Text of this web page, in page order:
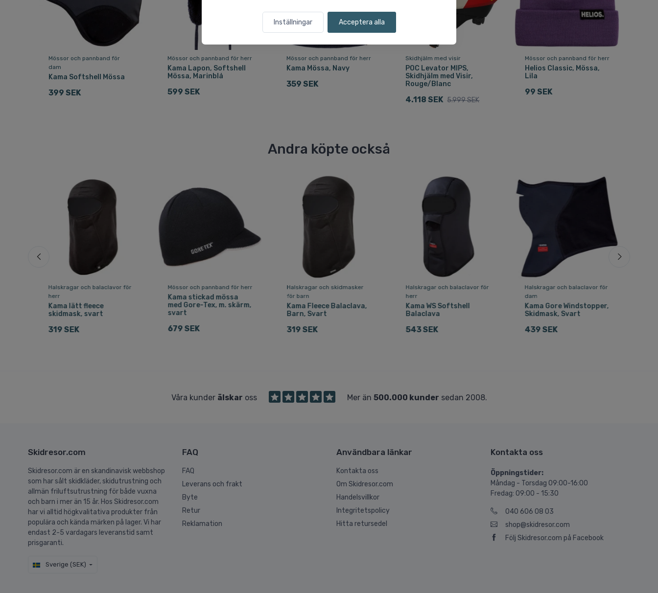
Inställningar Acceptera alla
Mössor och pannband för
dam
Kama Softshell Mössa
399 SEK
Mössor och pannband för herr
Kama Lapon, Softshell
Mössa, Marinblå
599 SEK
Mössor och pannband för herr
Kama Mössa, Navy
359 SEK
Skidhjälm med visir
POC Levator MIPS,
Skidhjälm med Visir,
Rouge/Blanc
4.118 SEK 5.999 SEK
Mössor och pannband för herr
Helios Classic, Mössa,
Lila
99 SEK
Andra köpte också
Halskragar och balaclavor för
herr
Kama lätt fleece
skidmask, svart
319 SEK
Mössor och pannband för herr
Kama stickad mössa
med Gore-Tex, m. skärm,
svart
679 SEK
Halskragar och skidmasker
för barn
Kama Fleece Balaclava,
Barn, Svart
319 SEK
Halskragar och balaclavor för
herr
Kama WS Softshell
Balaclava
543 SEK
Halskragar och balaclavor för
dam
Kama Gore Windstopper,
Skidmask, Svart
439 SEK
Våra kunder älskar oss Mer än 500.000 kunder sedan 2008.
Skidresor.com
Skidresor.com är en skandinavisk webbshop
som har sålt skidkläder, skidutrustning och
allmän friluftsutrustning för både vuxna
och barn i mer än 15 år. Hos Skidresor.com
har vi alltid högkvalitativa produkter från
populära och kända märken på lager. Vi har
endast 2-5 vardagars leveranstid samt
prisgaranti.
Sverige (SEK)
FAQ
FAQ
Leverans och frakt
Byte
Retur
Reklamation
Användbara länkar
Kontakta oss
Om Skidresor.com
Handelsvillkor
Integritetspolicy
Hitta retursedel
Kontakta oss
Öppningstider:
Måndag - Torsdag 09:00-16:00
Fredag: 09:00 - 15:30
040 606 08 03
shop@skidresor.com
Följ Skidresor.com på Facebook